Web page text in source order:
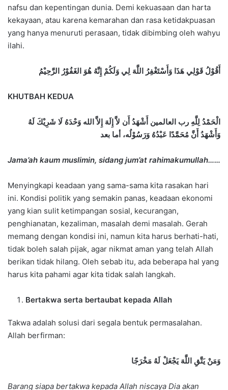
nafsu dan kepentingan dunia. Demi kekuasaan dan harta
kekayaan, atau karena kemarahan dan rasa ketidakpuasan
yang hanya menuruti perasaan, tidak dibimbing oleh wahyu
ilahi.
أَقُوْلُ قَوْلِي هَذَا وَأَسْتَغْفِرُ اللَّهَ لِي وَلَكُمْ إِنَّهُ هُوَ الغَفُوْرُ الرَّحِيْمُ
KHUTBAH KEDUA
الْحَمْدُ لِلَّهِ رب العالمين أَشْهَدُ أَن لاَّ إِلَهَ إِلاَّ الله وَحْدَهُ لَا شَرِيْكَ لَهُ
وَأَشْهَدُ أَنَّ مُحَمَّدًا عَبْدُهُ وَرَسُوْلُه، أما بعد
Jama’ah kaum muslimin, sidang jum’at rahimakumullah……
Menyingkapi keadaan yang sama-sama kita rasakan hari
ini. Kondisi politik yang semakin panas, keadaan ekonomi
yang kian sulit ketimpangan sosial, kecurangan,
penghianatan, kezaliman, masalah demi masalah. Gerah
memang dengan kondisi ini, namun kita harus berhati-hati,
tidak boleh salah pijak, agar nikmat aman yang telah Allah
berikan tidak hilang. Oleh sebab itu, ada beberapa hal yang
harus kita pahami agar kita tidak salah langkah.
Bertakwa serta bertaubat kepada Allah
Takwa adalah solusi dari segala bentuk permasalahan.
Allah berfirman:
وَمَنْ يَتَّقِ اللَّهَ يَجْعَلْ لَهُ مَخْرَجًا
Barang siapa bertakwa kepada Allah niscaya Dia akan